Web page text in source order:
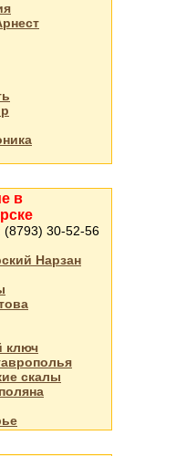
в
(8793) 30-52-56
Нарзан
ключ
скалы